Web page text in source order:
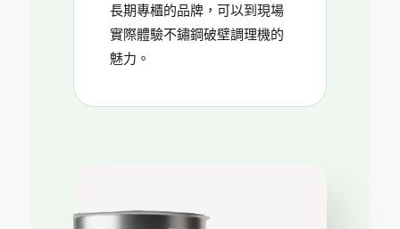
長期專櫃的品牌，可以到現場
實際體驗不鏽鋼破壁調理機的
魅力。